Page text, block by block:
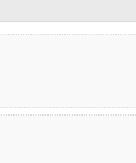
Valore stimato della procedura: